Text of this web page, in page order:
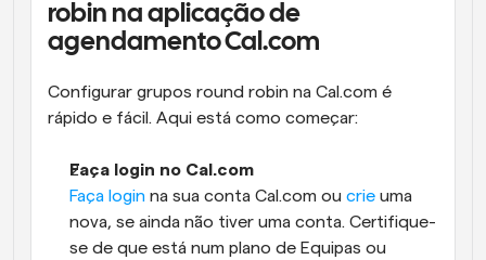
robin na aplicação de
agendamento Cal.com
Configurar grupos round robin na Cal.com é
rápido e fácil. Aqui está como começar:
Faça login no Cal.com
Faça login na sua conta Cal.com ou crie uma
nova, se ainda não tiver uma conta. Certifique-
se de que está num plano de Equipas ou